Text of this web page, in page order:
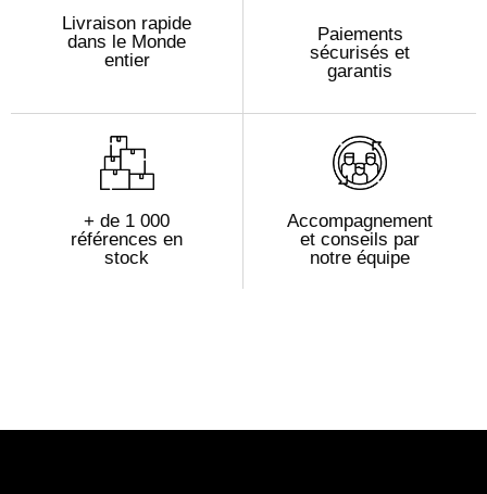
Livraison rapide
dans le Monde
entier
Paiements
sécurisés et
garantis
+ de 1 000
références en
stock
Accompagnement
et conseils par
notre équipe